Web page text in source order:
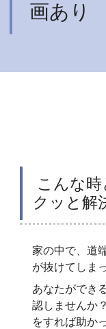
画あり
こんな
クッと解
家の中で、道
が抜けてしま
あなたができ
認しませんか
をすれば助か